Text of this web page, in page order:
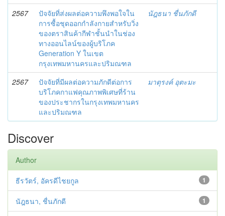
2567
ปัจจัยที่ส่งผลต่อความพึงพอใจใน
การซื้อชุดออกกำลังกายสำหรับวิ่ง
ของตราสินค้ากีฬาชั้นนำในช่อง
ทางออนไลน์ของผู้บริโภค
Generation Y ในเขต
กรุงเทพมหานครและปริมณฑล
นัฎธนา ชื่นภักดี
2567
ปัจจัยที่มีผลต่อความภักดีต่อการ
บริโภคกาแฟคุณภาพพิเศษที่ร้าน
ของประชากรในกรุงเทพมหานคร
และปริมณฑล
มาตุรงค์ อุตะมะ
Discover
Author
1
ธีรวัตร์, อัครดีไชยกูล
1
นัฎธนา, ชื่นภักดี